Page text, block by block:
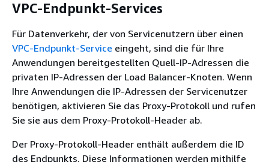
VPC-Endpunkt-Services
Für Datenverkehr, der von Servicenutzern über einen
VPC-Endpunkt-Service eingeht, sind die für Ihre
Anwendungen bereitgestellten Quell-IP-Adressen die
privaten IP-Adressen der Load Balancer-Knoten. Wenn
Ihre Anwendungen die IP-Adressen der Servicenutzer
benötigen, aktivieren Sie das Proxy-Protokoll und rufen
Sie sie aus dem Proxy-Protokoll-Header ab.
Der Proxy-Protokoll-Header enthält außerdem die ID
des Endpunkts. Diese Informationen werden mithilfe